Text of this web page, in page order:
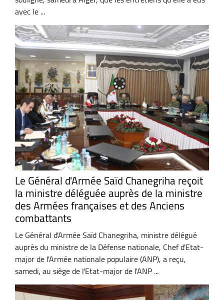
avec le ...
Le Général d'Armée Saïd Chanegriha reçoit
la ministre déléguée auprès de la ministre
des Armées françaises et des Anciens
combattants
Le Général d'Armée Saïd Chanegriha, ministre délégué
auprès du ministre de la Défense nationale, Chef d'Etat-
major de l'Armée nationale populaire (ANP), a reçu,
samedi, au siège de l'Etat-major de l'ANP ...